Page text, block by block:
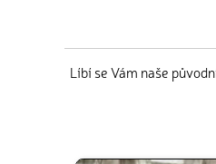
Líbí se Vám naše